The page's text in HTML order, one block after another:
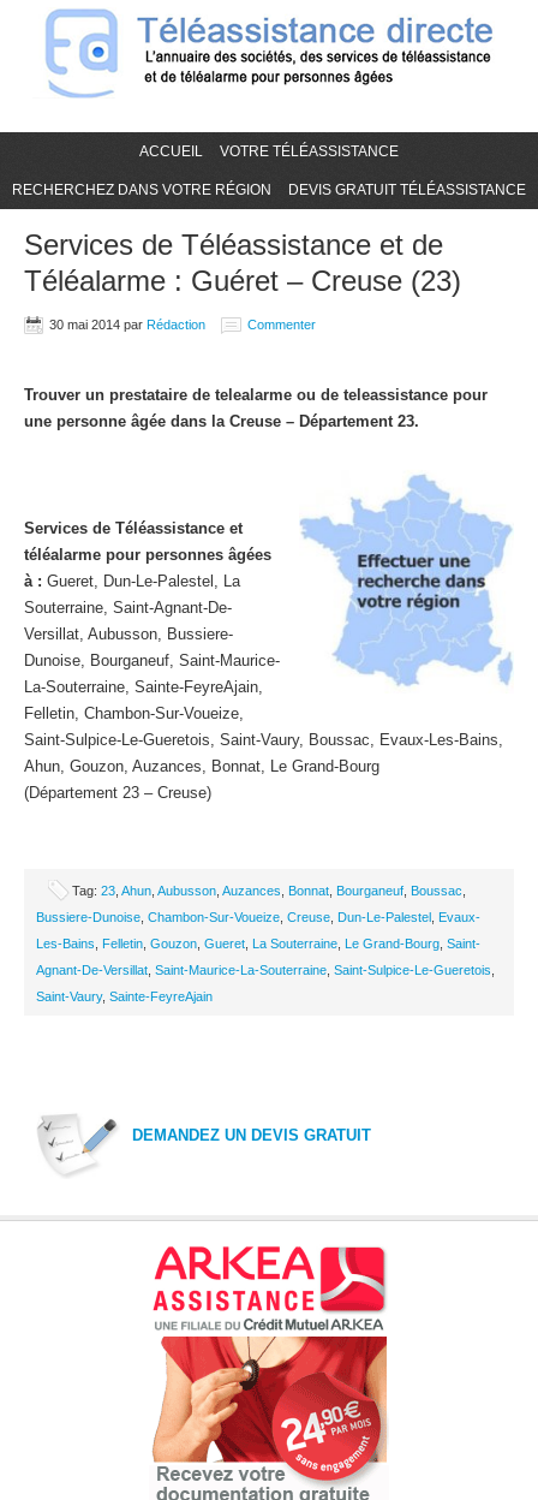
ACCUEIL VOTRE TÉLÉASSISTANCE
RECHERCHEZ DANS VOTRE RÉGION DEVIS GRATUIT TÉLÉASSISTANCE
Services de Téléassistance et de
Téléalarme : Guéret – Creuse (23)
30 mai 2014 par Rédaction Commenter
Trouver un prestataire de telealarme ou de teleassistance pour
une personne âgée dans la Creuse – Département 23.
Services de Téléassistance et
téléalarme pour personnes âgées
à : Gueret, Dun-Le-Palestel, La
Souterraine, Saint-Agnant-De-
Versillat, Aubusson, Bussiere-
Dunoise, Bourganeuf, Saint-Maurice-
La-Souterraine, Sainte-FeyreAjain,
Felletin, Chambon-Sur-Voueize,
Saint-Sulpice-Le-Gueretois, Saint-Vaury, Boussac, Evaux-Les-Bains,
Ahun, Gouzon, Auzances, Bonnat, Le Grand-Bourg
(Département 23 – Creuse)
Tag: 23 Ahun Aubusson Auzances Bonnat Bourganeuf Boussac
Bussiere-Dunoise Chambon-Sur-Voueize Creuse Dun-Le-Palestel Evaux-
Les-Bains
Felletin Gouzon Gueret La Souterraine Le Grand-Bourg Saint-
Agnant-De-Versillat Saint-Maurice-La-Souterraine Saint-Sulpice-Le-Gueretois
Saint-Vaury, Sainte-FeyreAjain
DEMANDEZ UN DEVIS GRATUIT